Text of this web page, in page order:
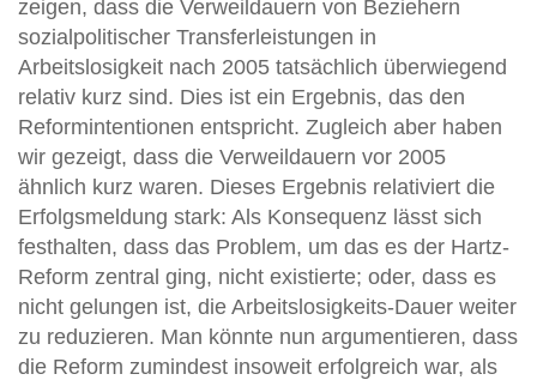
zeigen, dass die Verweildauern von Beziehern
sozialpolitischer Transferleistungen in
Arbeitslosigkeit nach 2005 tatsächlich überwiegend
relativ kurz sind. Dies ist ein Ergebnis, das den
Reformintentionen entspricht. Zugleich aber haben
wir gezeigt, dass die Verweildauern vor 2005
ähnlich kurz waren. Dieses Ergebnis relativiert die
Erfolgsmeldung stark: Als Konsequenz lässt sich
festhalten, dass das Problem, um das es der Hartz-
Reform zentral ging, nicht existierte; oder, dass es
nicht gelungen ist, die Arbeitslosigkeits-Dauer weiter
zu reduzieren. Man könnte nun argumentieren, dass
die Reform zumindest insoweit erfolgreich war, als